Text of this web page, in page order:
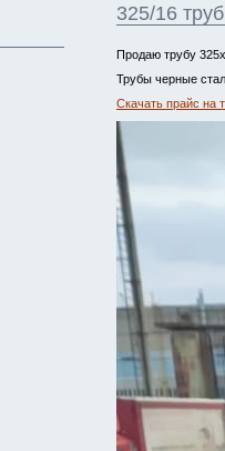
325/16
Продаю трубу
Трубы черные
Скачать прайс на